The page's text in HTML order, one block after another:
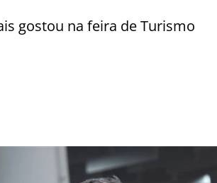
gostou na feira de Turismo